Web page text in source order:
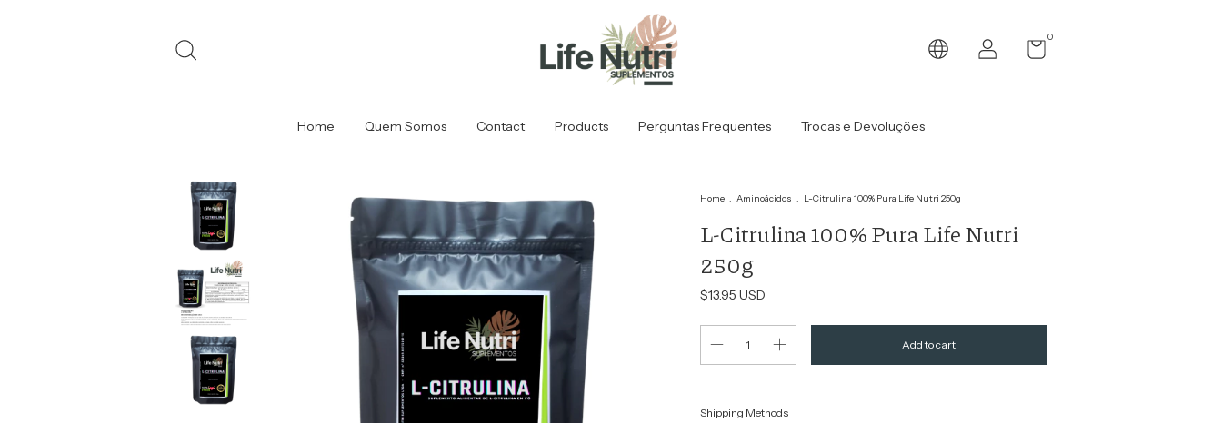
0
Home Quem Somos Contact Products Perguntas Frequentes Trocas e Devoluções
Home . Aminoácidos . L-Citrulina 100% Pura Life Nutri 250g
L-Citrulina 100% Pura Life Nutri
250g
$13.95 USD
Shipping for zipcode:
Shipping Methods